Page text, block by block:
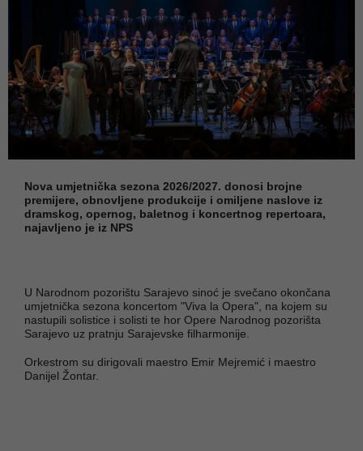
Nova umjetnička sezona 2026/2027. donosi brojne
premijere, obnovljene produkcije i omiljene naslove iz
dramskog, opernog, baletnog i koncertnog repertoara,
najavljeno je iz NPS
U Narodnom pozorištu Sarajevo sinoć je svečano okončana
umjetnička sezona koncertom "Viva la Opera", na kojem su
nastupili solistice i solisti te hor Opere Narodnog pozorišta
Sarajevo uz pratnju Sarajevske filharmonije.
Orkestrom su dirigovali maestro Emir Mejremić i maestro
Danijel Žontar.